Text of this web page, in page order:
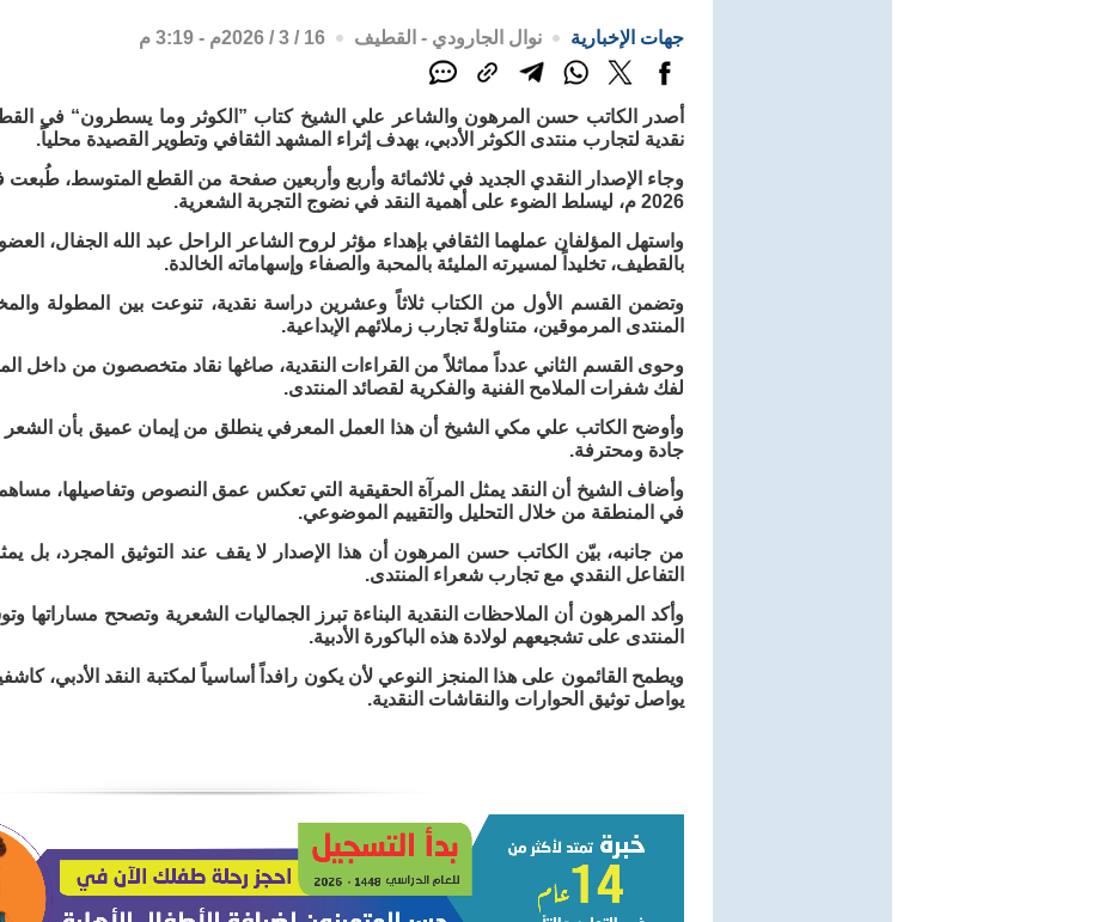
جهات الإخبارية نوال الجارودي - القطيف 16 / 3 / 2026م - 3:19 م
أصدر الكاتب حسن المرهون والشاعر علي الشيخ كتاب ”الكوثر وما يسطرون“ في
نقدية لتجارب منتدى الكوثر الأدبي، بهدف إثراء المشهد الثقافي وتطوير القصيدة محلياً.
وجاء الإصدار النقدي الجديد في ثلاثمائة وأربع وأربعين صفحة من القطع المتوسط،
2026 م، ليسلط الضوء على أهمية النقد في نضوج التجربة الشعرية.
واستهل المؤلفان عملهما الثقافي بإهداء مؤثر لروح الشاعر الراحل عبد الله الجفال،
بالقطيف، تخليداً لمسيرته المليئة بالمحبة والصفاء وإسهاماته الخالدة.
وتضمن القسم الأول من الكتاب ثلاثاً وعشرين دراسة نقدية، تنوعت بين المطولة
المنتدى المرموقين، متناولةً تجارب زملائهم الإبداعية.
وحوى القسم الثاني عدداً مماثلاً من القراءات النقدية، صاغها نقاد متخصصون من داخل
لفك شفرات الملامح الفنية والفكرية لقصائد المنتدى.
وأوضح الكاتب علي مكي الشيخ أن هذا العمل المعرفي ينطلق من إيمان عميق بأن الشعر لا
جادة ومحترفة.
وأضاف الشيخ أن النقد يمثل المرآة الحقيقية التي تعكس عمق النصوص وتفاصيلها،
في المنطقة من خلال التحليل والتقييم الموضوعي.
من جانبه، بيّن الكاتب حسن المرهون أن هذا الإصدار لا يقف عند التوثيق المجرد، بل
التفاعل النقدي مع تجارب شعراء المنتدى.
وأكد المرهون أن الملاحظات النقدية البناءة تبرز الجماليات الشعرية وتصحح مساراتها
المنتدى على تشجيعهم لولادة هذه الباكورة الأدبية.
ويطمح القائمون على هذا المنجز النوعي لأن يكون رافداً أساسياً لمكتبة النقد الأدبي،
يواصل توثيق الحوارات والنقاشات النقدية.